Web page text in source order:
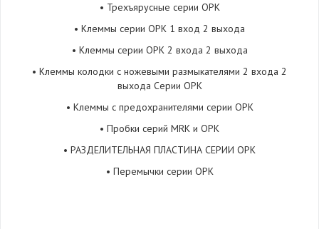
• Трехъярусные серии ОРК
• Клеммы серии ОРК 1 вход 2 выхода
• Клеммы серии ОРК 2 входa 2 выхода
• Клеммы колодки с ножевыми размыкателями 2 входа 2
выхода Серии ОРК
• Клеммы с предохранителями серии ОРК
• Пробки серий MRK и ОРК
• РАЗДЕЛИТЕЛЬНАЯ ПЛАСТИНА СЕРИИ ОРК
• Перемычки серии ОРК